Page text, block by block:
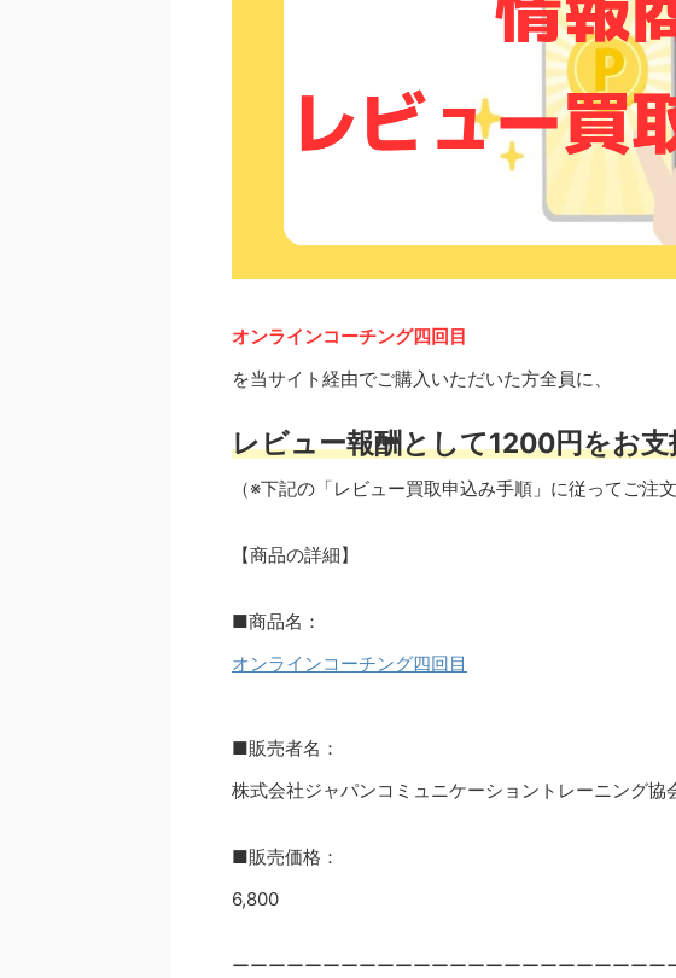
オンラインコーチング四回目
を当サイト経由でご購入いただいた方全員に、
レビュー報酬として1200円をお
（※下記の「レビュー買取申込み手順」に従ってご注
【商品の詳細】
■商品名：
オンラインコーチング四回目
■販売者名：
株式会社ジャパンコミュニケーショントレーニング協
■販売価格：
6,800
ーーーーーーーーーーーーーーーーーーーーーーーー